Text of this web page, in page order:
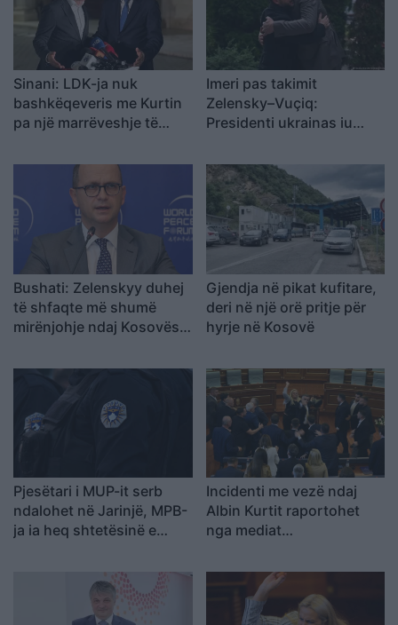
Sinani: LDK-ja nuk
bashkëqeveris me Kurtin
pa një marrëveshje të
Imeri pas takimit
Zelensky–Vuçiq:
Presidenti ukrainas iu
Ballkan
Bushati: Zelenskyy duhej
të shfaqte më shumë
mirënjohje ndaj Kosovës
Gjendja në pikat kufitare,
deri në një orë pritje për
hyrje në Kosovë
Pjesëtari i MUP-it serb
ndalohet në Jarinjë, MPB-
ja ia heq shtetësinë e
Incidenti me vezë ndaj
Albin Kurtit raportohet
nga mediat